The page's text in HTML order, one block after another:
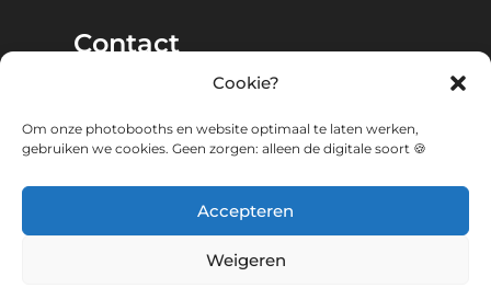
Cookie?
Om onze photobooths en website optimaal te laten werken,
gebruiken we cookies. Geen zorgen: alleen de digitale soort 🍪
Accepteren
Weigeren
Contact
Instagram WhatsApp
Facebook
TikTok
E-mail